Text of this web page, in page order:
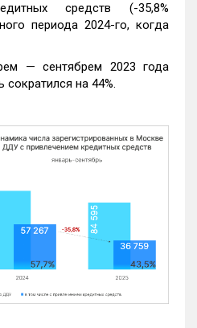
средств (-35,8%
периода 2024-го, когда
— сентябрем 2023 года
на 44%.